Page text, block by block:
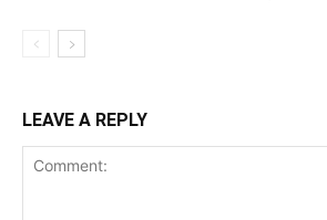
LEAVE A REPLY